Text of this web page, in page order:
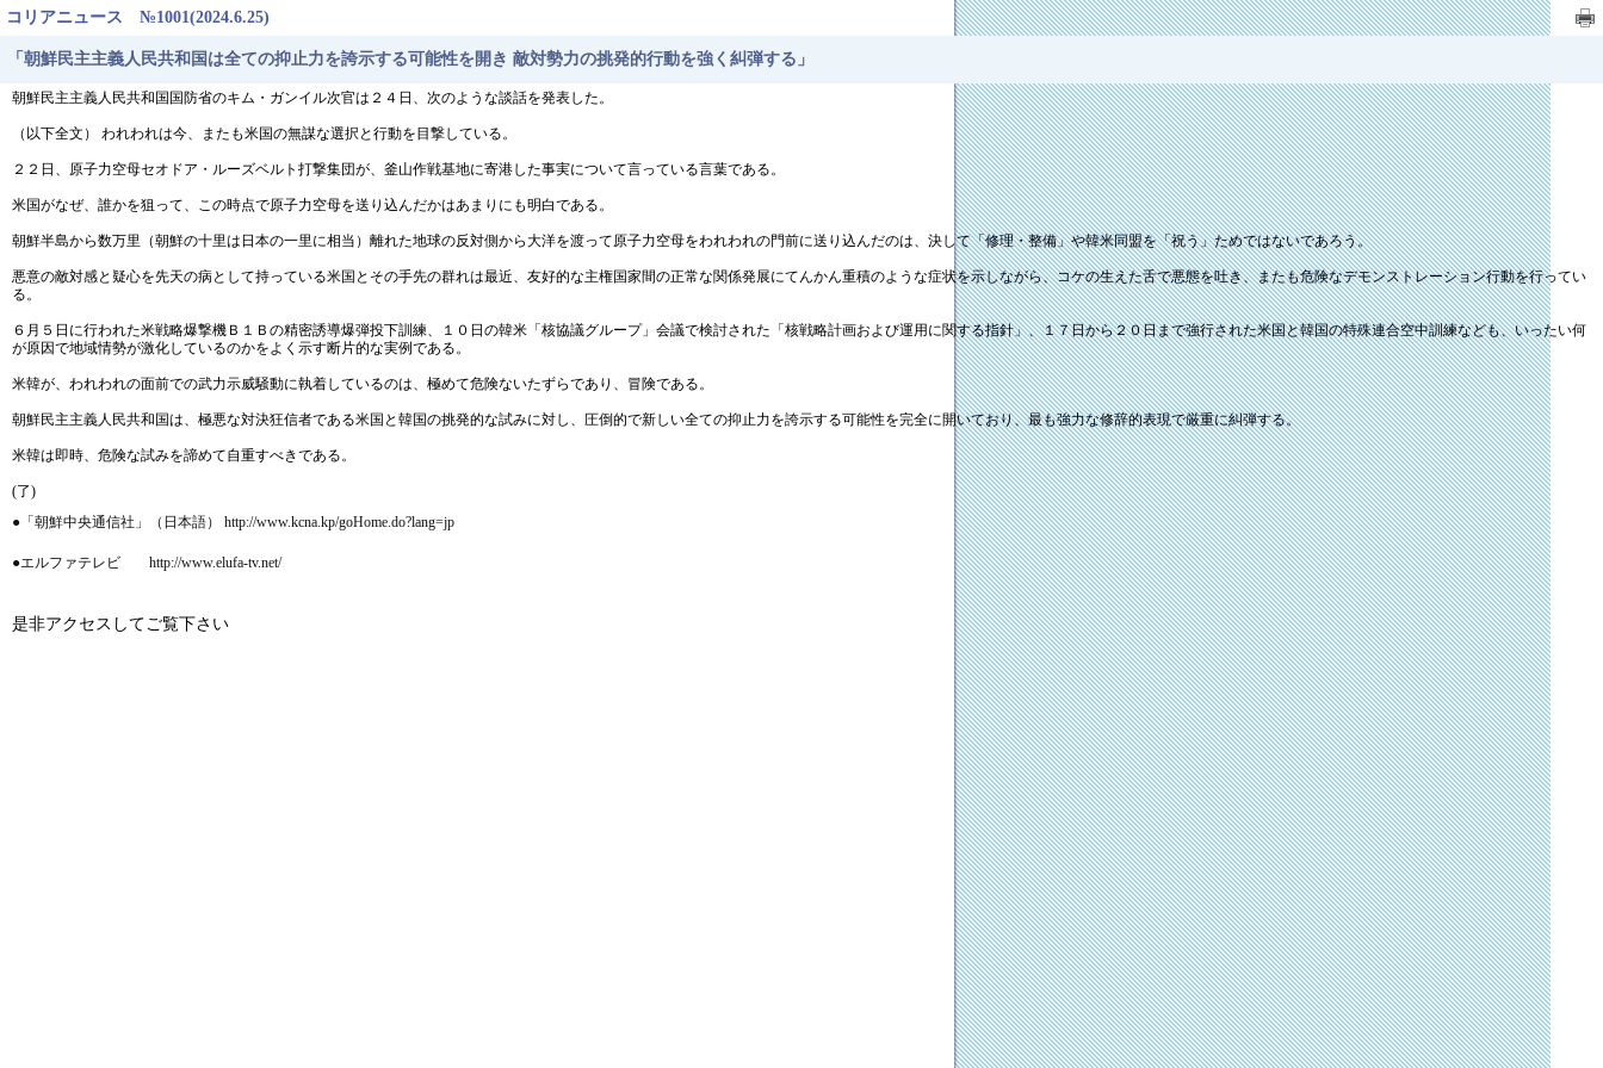
コリアニュース №1001(2024.6.25)
「朝鮮民主主義人民共和国は全ての抑止力を誇示する可能性を開き 敵対勢力の挑発的行動を強く糾弾する」
朝鮮民主主義人民共和国国防省のキム・ガンイル次官は２４日、次のような談話を発表した。
（以下全文） われわれは今、またも米国の無謀な選択と行動を目撃している。
２２日、原子力空母セオドア・ルーズベルト打撃集団が、釜山作戦基地に寄港した事実について言っている言葉である。
米国がなぜ、誰かを狙って、この時点で原子力空母を送り込んだかはあまりにも明白である。
朝鮮半島から数万里（朝鮮の十里は日本の一里に相当）離れた地球の反対側から大洋を渡って原子力空母をわれわれの門前に送り込んだのは、決して「修理・整備」や韓米同盟を「祝う」ためではないであろう。
悪意の敵対感と疑心を先天の病として持っている米国とその手先の群れは最近、友好的な主権国家間の正常な関係発展にてんかん重積のような症状を示しながら、コケの生えた舌で悪態を吐き、またも危険なデモンストレーション行動を行ってい
る。
６月５日に行われた米戦略爆撃機Ｂ１Ｂの精密誘導爆弾投下訓練、１０日の韓米「核協議グループ」会議で検討された「核戦略計画および運用に関する指針」、１７日から２０日まで強行された米国と韓国の特殊連合空中訓練なども、いったい何
が原因で地域情勢が激化しているのかをよく示す断片的な実例である。
米韓が、われわれの面前での武力示威騒動に執着しているのは、極めて危険ないたずらであり、冒険である。
朝鮮民主主義人民共和国は、極悪な対決狂信者である米国と韓国の挑発的な試みに対し、圧倒的で新しい全ての抑止力を誇示する可能性を完全に開いており、最も強力な修辞的表現で厳重に糾弾する。
米韓は即時、危険な試みを諦めて自重すべきである。
(了)
●「朝鮮中央通信社」（日本語） http://www.kcna.kp/goHome.do?lang=jp
●エルファテレビ http://www.elufa-tv.net/
是非アクセスしてご覧下さい